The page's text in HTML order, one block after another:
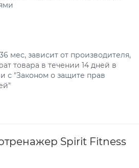
мес, зависит от производителя,
товара в течении 14 дней в
с "Законом о защите прав
Spirit Fitness